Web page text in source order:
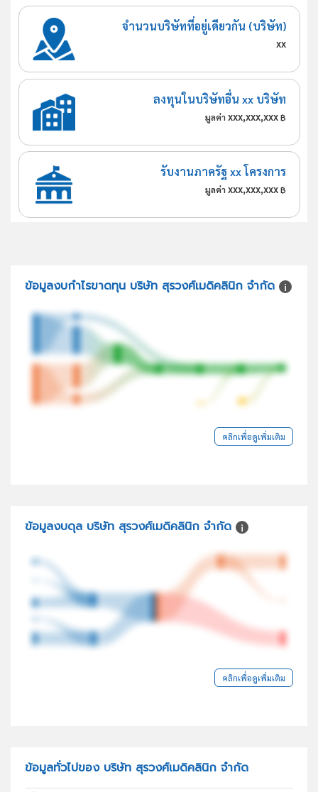
จำนวนบริษัทที่อยู่เดียวกัน (บริษัท)
xx
ลงทุนในบริษัทอื่น xx บริษัท
มูลค่า xxx,xxx,xxx ฿
รับงานภาครัฐ xx โครงการ
มูลค่า xxx,xxx,xxx ฿
ข้อมูลงบกำไรขาดทุน บริษัท สุรวงศ์เมดิคลินิก จำกัด
คลิกเพื่อดูเพิ่มเติม
ข้อมูลงบดุล บริษัท สุรวงศ์เมดิคลินิก จำกัด
คลิกเพื่อดูเพิ่มเติม
ข้อมูลทั่วไปของ บริษัท สุรวงศ์เมดิคลินิก จำกัด